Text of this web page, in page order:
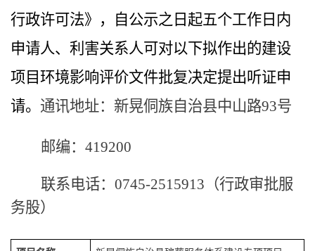
行政许可法》，自公示之日起五个工作日内
申请人、利害关系人可对以下拟作出的建设
项目环境影响评价文件批复决定提出听证申
请。 通讯地址：新晃侗族自治县中山路93号
邮编： 419200
联系电话： 0745-2515913（行政审批服
务股）